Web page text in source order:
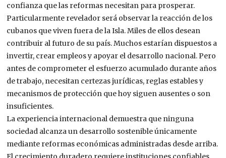
confianza que las reformas necesitan para prosperar.
Particularmente revelador será observar la reacción de los
cubanos que viven fuera de la Isla. Miles de ellos desean
contribuir al futuro de su país. Muchos estarían dispuestos a
invertir, crear empleos y apoyar el desarrollo nacional. Pero
antes de comprometer el esfuerzo acumulado durante años
de trabajo, necesitan certezas jurídicas, reglas estables y
mecanismos de protección que hoy siguen ausentes o son
insuficientes.
La experiencia internacional demuestra que ninguna
sociedad alcanza un desarrollo sostenible únicamente
mediante reformas económicas administradas desde arriba.